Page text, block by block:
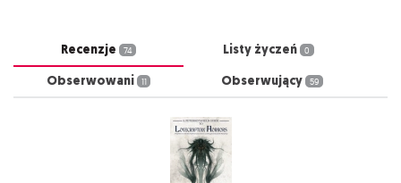
Recenzje 74 Listy życzeń 0
Obserwowani 11 Obserwujący 59